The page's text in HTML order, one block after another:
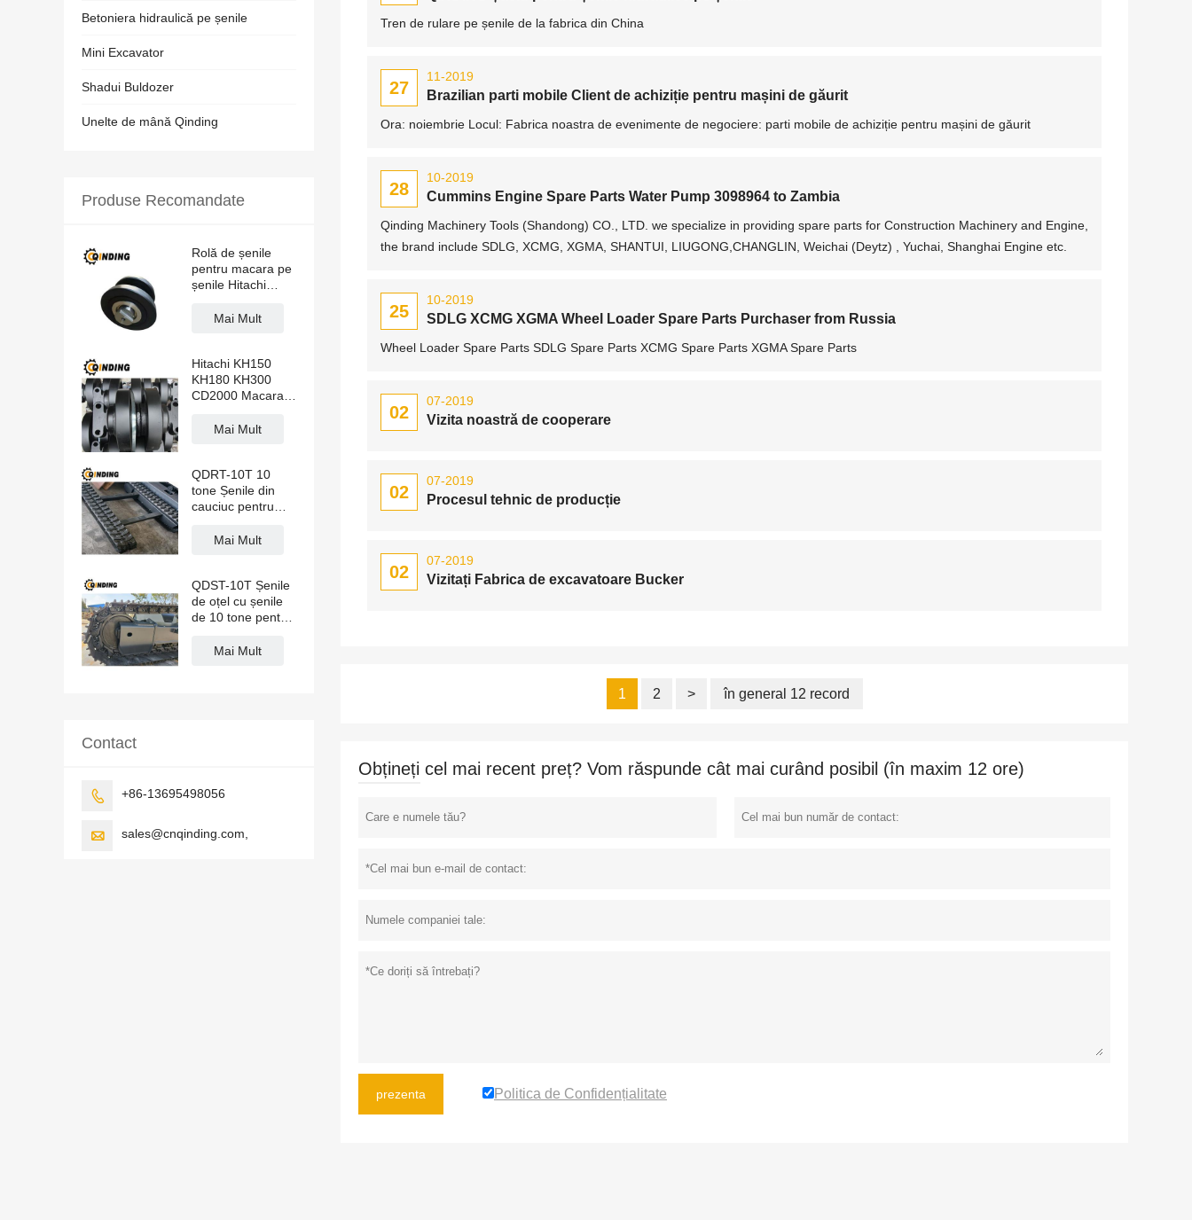
Tren de rulare pe șenile de la fabrica din China
27
11-2019
Brazilian parti mobile Client de achiziție pentru mașini de găurit
Ora: noiembrie Locul: Fabrica noastra de evenimente de negociere: parti mobile de achiziție pentru mașini de găurit
28
10-2019
Cummins Engine Spare Parts Water Pump 3098964 to Zambia
Qinding Machinery Tools (Shandong) CO., LTD. we specialize in providing spare parts for Construction Machinery and Engine,
the brand include SDLG, XCMG, XGMA, SHANTUI, LIUGONG,CHANGLIN, Weichai (Deytz) , Yuchai, Shanghai Engine etc.
25
10-2019
SDLG XCMG XGMA Wheel Loader Spare Parts Purchaser from Russia
Wheel Loader Spare Parts SDLG Spare Parts XCMG Spare Parts XGMA Spare Parts
02
07-2019
Vizita noastră de cooperare
02
07-2019
Procesul tehnic de producție
02
07-2019
Vizitați Fabrica de excavatoare Bucker
1 2 > în general 12 record
Obțineți cel mai recent preț? Vom răspunde cât mai curând posibil (în maxim 12 ore)
prezenta Politica de Confidențialitate
Betoniera hidraulică pe șenile
Mini Excavator
Shadui Buldozer
Unelte de mână Qinding
Produse Recomandate
Rolă de șenile
pentru macara pe
șenile Hitachi
KH125 PD7
Mai Mult
Hitachi KH150
KH180 KH300
CD2000 Macara
sus cu role
Mai Mult
QDRT-10T 10
tone Șenile din
cauciuc pentru
excavator pe
materiale 3551
mm x 670 mm x
450 mm
Mai Mult
QDST-10T Șenile
de oțel cu șenile
de 10 tone pentru
de drumuri,
Mai Mult
Contact
 +86-13695498056
 sales@cnqinding.com,